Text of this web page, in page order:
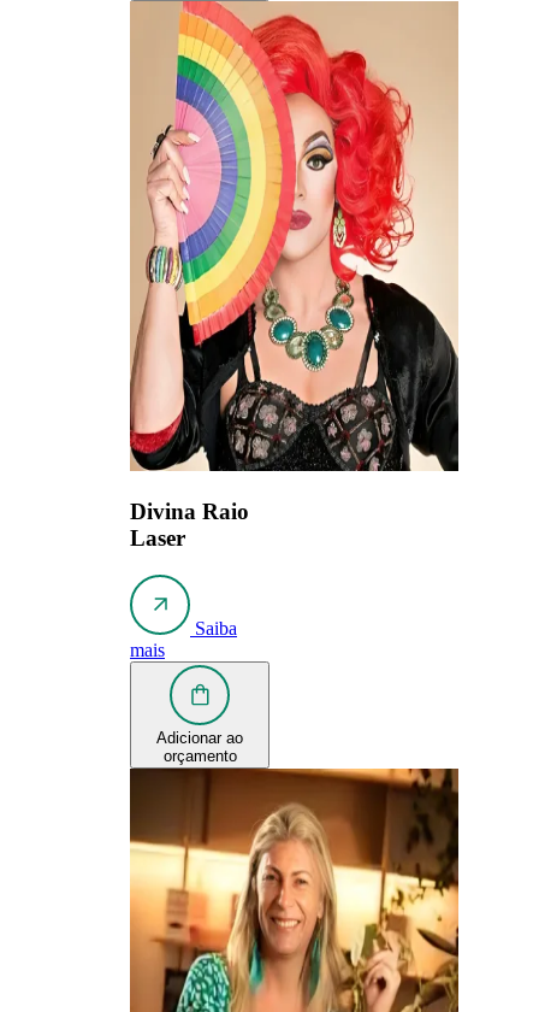
Divina Raio
Laser
Saiba
mais
Adicionar ao
orçamento